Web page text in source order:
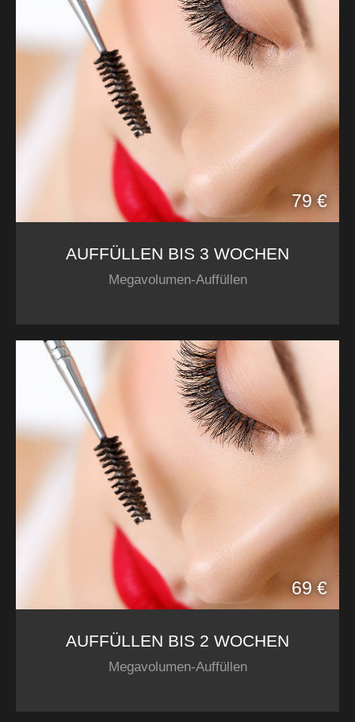
79 €
AUFFÜLLEN BIS 3 WOCHEN
Megavolumen-Auffüllen
69 €
AUFFÜLLEN BIS 2 WOCHEN
Megavolumen-Auffüllen